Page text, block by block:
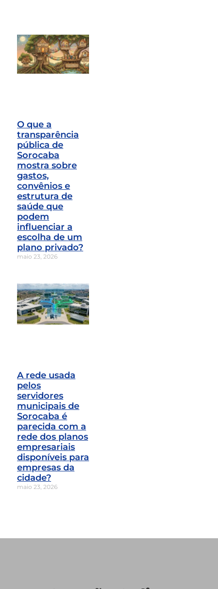
O que a
transparência
pública de
Sorocaba
mostra sobre
gastos,
convênios e
estrutura de
saúde que
podem
influenciar a
escolha de um
plano privado?
maio 23, 2026
A rede usada
pelos
servidores
municipais de
Sorocaba é
parecida com a
rede dos planos
empresariais
disponíveis para
empresas da
cidade?
maio 23, 2026